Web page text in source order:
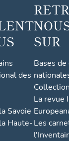
et salles de
classe
des
Savoie
Haute-
SUR
Bases
La revue
Les